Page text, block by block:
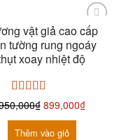
vật giả cao cấp
tường rung ngoáy
xoay nhiệt độ
Được xếp
hạng5.00
5
₫ 899,000₫
Thêm vào giỏ